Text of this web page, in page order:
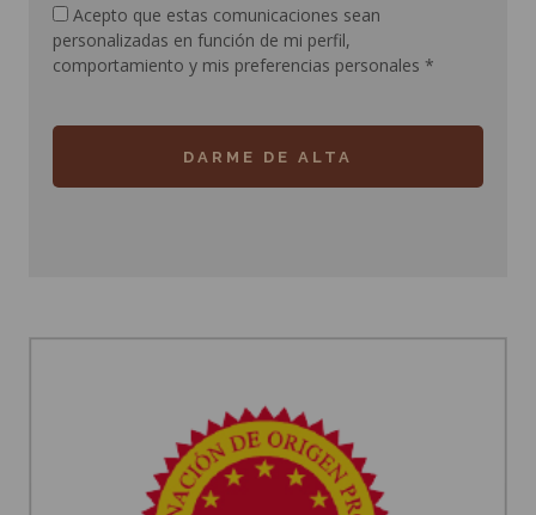
Acepto que estas comunicaciones sean
personalizadas en función de mi perfil,
comportamiento y mis preferencias personales *
DARME DE ALTA